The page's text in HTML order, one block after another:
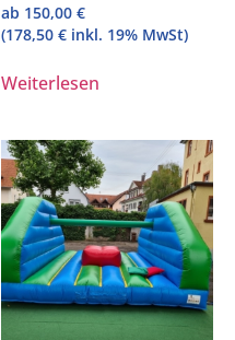
ab 150,00 €
(178,50 € inkl. 19% MwSt)
Weiterlesen